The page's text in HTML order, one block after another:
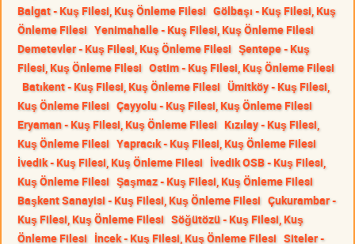
Balgat - Kuş Filesi, Kuş Önleme Filesi Gölbaşı - Kuş Filesi, Kuş
Önleme Filesi Yenimahalle - Kuş Filesi, Kuş Önleme Filesi
Demetevler - Kuş Filesi, Kuş Önleme Filesi Şentepe - Kuş
Filesi, Kuş Önleme Filesi Ostim - Kuş Filesi, Kuş Önleme Filesi
Batıkent - Kuş Filesi, Kuş Önleme Filesi Ümitköy - Kuş Filesi,
Kuş Önleme Filesi Çayyolu - Kuş Filesi, Kuş Önleme Filesi
Eryaman - Kuş Filesi, Kuş Önleme Filesi Kızılay - Kuş Filesi,
Kuş Önleme Filesi Yapracık - Kuş Filesi, Kuş Önleme Filesi
İvedik - Kuş Filesi, Kuş Önleme Filesi İvedik OSB - Kuş Filesi,
Kuş Önleme Filesi Şaşmaz - Kuş Filesi, Kuş Önleme Filesi
Başkent Sanayisi - Kuş Filesi, Kuş Önleme Filesi Çukurambar -
Kuş Filesi, Kuş Önleme Filesi Söğütözü - Kuş Filesi, Kuş
Önleme Filesi İncek - Kuş Filesi, Kuş Önleme Filesi Siteler -